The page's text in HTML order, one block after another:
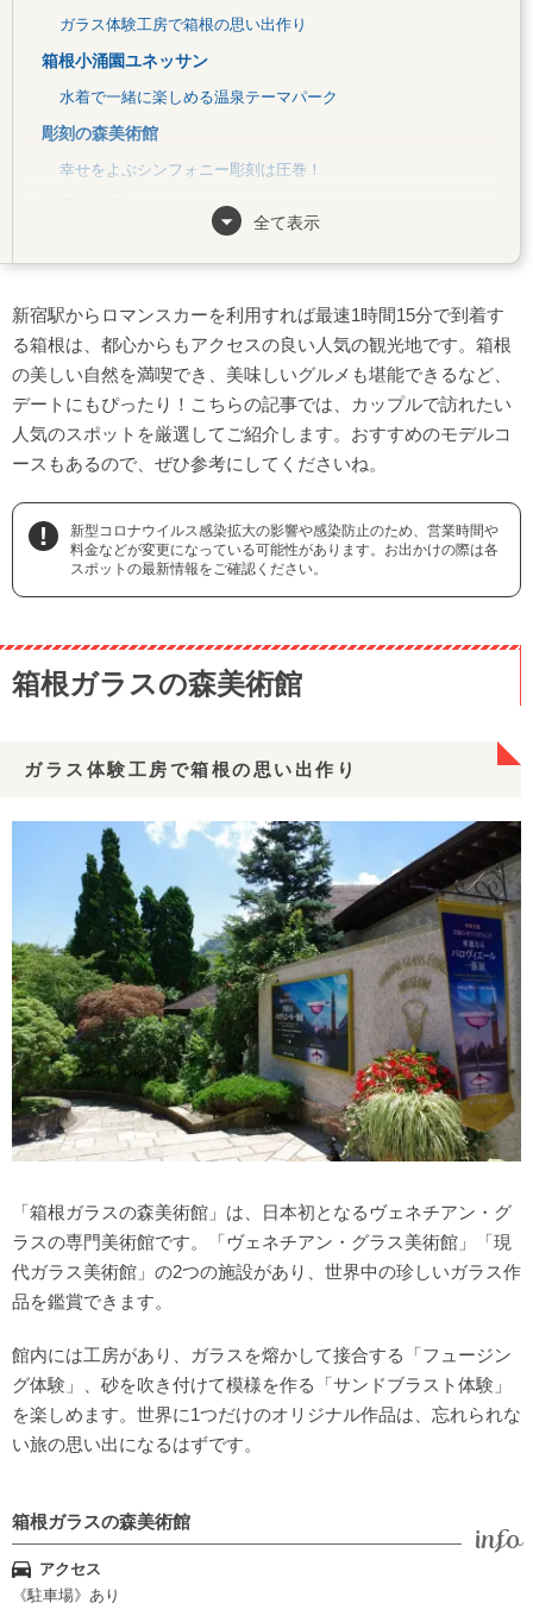
ガラス体験工房で箱根の思い出作り
箱根小涌園ユネッサン
水着で一緒に楽しめる温泉テーマパーク
彫刻の森美術館
幸せをよぶシンフォニー彫刻は圧巻！
縁結びの紅白お守りをお揃いで
箱根ロープウェイ
大パノラマの絶景を目の前に空中散歩
星の王子さまミュージアム
フランスの街並みと庭園広がる童話の世界
吹きガラスや陶芸体験が楽しめる
箱根湯寮
フォレストアドベンチャー・箱根
アウトドア派は大自然を満喫するアクティビティを
箱根仙石原 Woodside Dining by 箱根リトリート
オーベルジュ・オー・ミラドー
宮ノ下 あじさい坂上 森メシ
箱根を思いっきり満喫する1日モデルコース
箱根でおすすめの宿をご紹介！
全て表示
新宿駅からロマンスカーを利用すれば最速1時間15分で到着す
る箱根は、都心からもアクセスの良い人気の観光地です。箱根
の美しい自然を満喫でき、美味しいグルメも堪能できるなど、
デートにもぴったり！こちらの記事では、カップルで訪れたい
人気のスポットを厳選してご紹介します。おすすめのモデルコ
ースもあるので、ぜひ参考にしてくださいね。
新型コロナウイルス感染拡大の影響や感染防止のため、営業時間や
料金などが変更になっている可能性があります。お出かけの際は各
スポットの最新情報をご確認ください。
箱根ガラスの森美術館
ガラス体験工房で箱根の思い出作り
「箱根ガラスの森美術館」は、日本初となるヴェネチアン・グ
ラスの専門美術館です。「ヴェネチアン・グラス美術館」「現
代ガラス美術館」の2つの施設があり、世界中の珍しいガラス作
品を鑑賞できます。
館内には工房があり、ガラスを熔かして接合する「フュージン
グ体験」、砂を吹き付けて模様を作る「サンドブラスト体験」
を楽しめます。世界に1つだけのオリジナル作品は、忘れられな
い旅の思い出になるはずです。
箱根ガラスの森美術館
アクセス
《駐車場》あり